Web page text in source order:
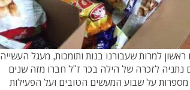
למרות שעבורנו בנות ותומכות, מעגל העשייה
לזכרה של הילה בכר ז"ל חברו מזה שנים
על שבוע המעשים הטובים ועל הפעילות